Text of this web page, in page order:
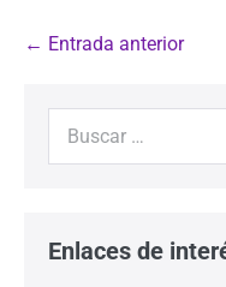
← Entrada anterior
Enlaces de